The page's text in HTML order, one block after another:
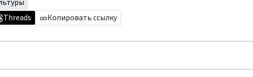
Threads Копировать ссылку